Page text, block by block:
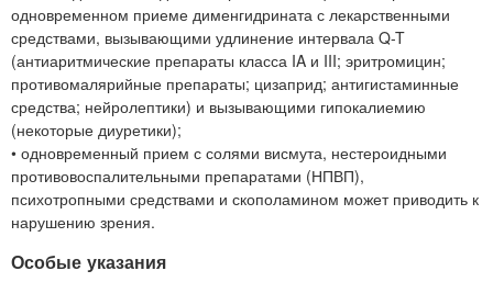
одновременном приеме дименгидрината с лекарственными
средствами, вызывающими удлинение интервала Q-T
(антиаритмические препараты класса IA и III; эритромицин;
противомалярийные препараты; цизаприд; антигистаминные
средства; нейролептики) и вызывающими гипокалиемию
(некоторые диуретики);
• одновременный прием с солями висмута, нестероидными
противовоспалительными препаратами (НПВП),
психотропными средствами и скополамином может приводить к
нарушению зрения.
Особые указания